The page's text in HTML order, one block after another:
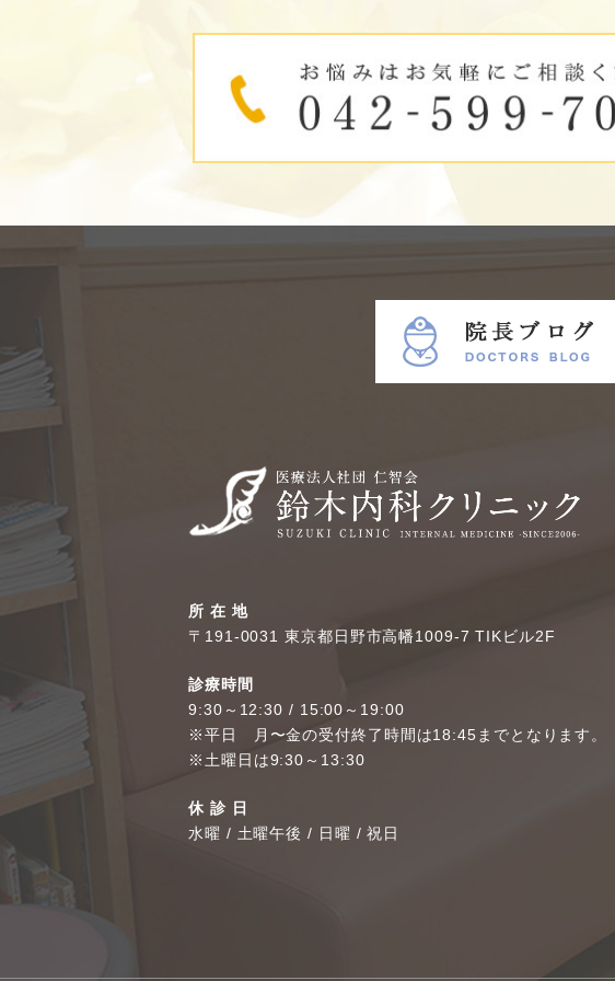
所 在 地
〒191-0031 東京都日野市高幡1009-7 TIKビル2F
診療時間
9:30～12:30 / 15:00～19:00
※平日 月〜金の受付終了時間は18:45までとなります。
※土曜日は9:30～13:30
休 診 日
水曜 / 土曜午後 / 日曜 / 祝日